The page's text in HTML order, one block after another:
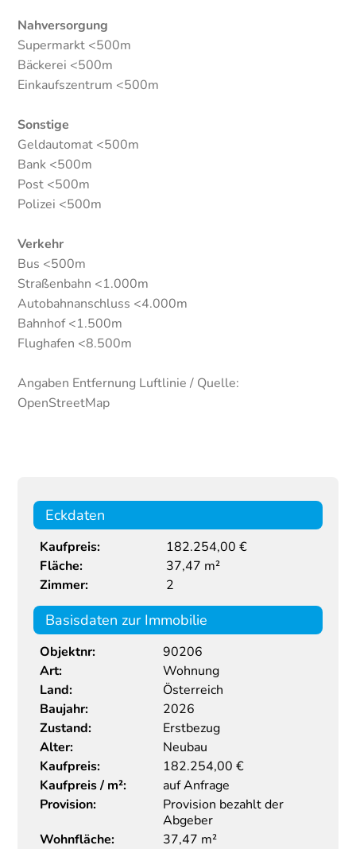
Nahversorgung
Supermarkt <500m
Bäckerei <500m
Einkaufszentrum <500m
Sonstige
Geldautomat <500m
Bank <500m
Post <500m
Polizei <500m
Verkehr
Bus <500m
Straßenbahn <1.000m
Autobahnanschluss <4.000m
Bahnhof <1.500m
Flughafen <8.500m
Angaben Entfernung Luftlinie / Quelle:
OpenStreetMap
Eckdaten
Kaufpreis:
182.254,00 €
Fläche:
37,47 m²
Zimmer:
2
Basisdaten zur Immobilie
Objektnr:
90206
Art:
Wohnung
Land:
Österreich
Baujahr:
2026
Zustand:
Erstbezug
Alter:
Neubau
Kaufpreis:
182.254,00 €
Kaufpreis / m²:
auf Anfrage
Provision:
Provision bezahlt der
Abgeber
Wohnfläche:
37,47 m²